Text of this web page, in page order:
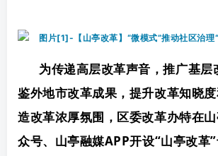
为传递高层改革声音，推广基层
鉴外地市改革成果，提升改革知晓
造改革浓厚氛围，区委改革办特在
众号、山亭融媒APP开设“山亭改革
登录
没有账号？立即注册